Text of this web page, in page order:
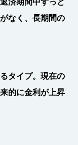
済期間中ずっと
なく、長期間の
タイプ。現在の
的に金利が上昇